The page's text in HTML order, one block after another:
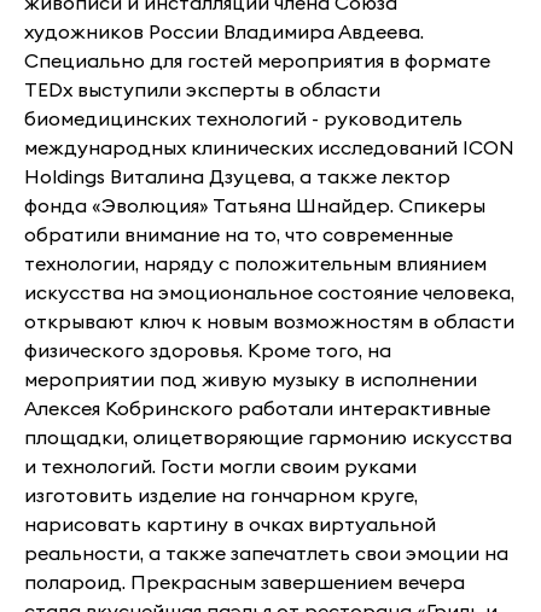
художников России Владимира Авдеева.
Специально для гостей мероприятия в формате
TEDx выступили эксперты в области
биомедицинских технологий - руководитель
международных клинических исследований ICON
Holdings Виталина Дзуцева, а также лектор
фонда «Эволюция» Татьяна Шнайдер. Спикеры
обратили внимание на то, что современные
технологии, наряду с положительным влиянием
искусства на эмоциональное состояние человека,
открывают ключ к новым возможностям в области
физического здоровья. Кроме того, на
мероприятии под живую музыку в исполнении
Алексея Кобринского работали интерактивные
площадки, олицетворяющие гармонию искусства
и технологий. Гости могли своим руками
изготовить изделие на гончарном круге,
нарисовать картину в очках виртуальной
реальности, а также запечатлеть свои эмоции на
полароид. Прекрасным завершением вечера